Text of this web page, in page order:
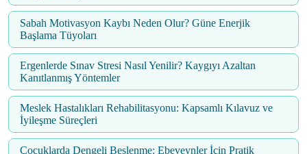
Sabah Motivasyon Kaybı Neden Olur? Güne Enerjik
Başlama Tüyoları
Ergenlerde Sınav Stresi Nasıl Yenilir? Kaygıyı Azaltan
Kanıtlanmış Yöntemler
Meslek Hastalıkları Rehabilitasyonu: Kapsamlı Kılavuz ve
İyileşme Süreçleri
Çocuklarda Dengeli Beslenme: Ebeveynler İçin Pratik